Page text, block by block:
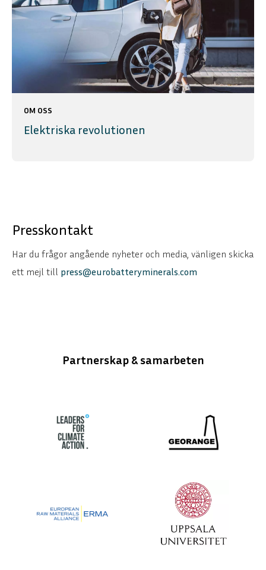
OM OSS
Elektriska revolutionen
Presskontakt
Har du frågor angående nyheter och media, vänligen skicka
ett mejl till press@eurobatteryminerals.com
Partnerskap & samarbeten